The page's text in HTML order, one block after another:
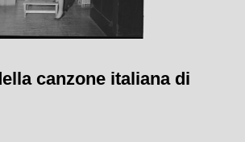
canzone italiana di